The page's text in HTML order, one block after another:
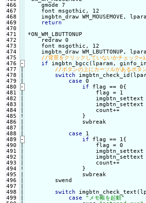
466
467
468
469
470
471
472
473
474
475
476
477
478
479
480
481
482
483
484
485
487
488
489
490
491
492
493
494
496
497
498
499
-
|
-
|
!
-
|
!
    gmode 7
    font msgothic, 12
imgbtn_draw WM_MOUSEMOVE,
return
*ON_WM_LBUTTONUP
    redraw 0
    font msgothic, 12
imgbtn_draw WM_LBUTTONUP,
if
imgbtn_bgcc(lparam,
switch
case
0
if
flag == 0{
                    flag = 1
                    count++
}
                swbreak
case
1
if
flag == 1{
                    flag = 0
                    count++
}
                swbreak
        swend
switch
case
"メモ帳を起動"